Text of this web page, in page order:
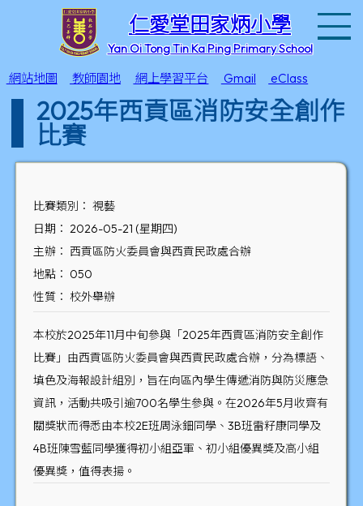
仁愛堂田家炳小學
Yan Oi Tong Tin Ka Ping Primary School
網站地圖 教師園地 網上學習平台 Gmail eClass
2025年西貢區消防安全創作
比賽
比賽類別： 視藝
日期： 2026-05-21 (星期四)
主辦： 西貢區防火委員會與西貢民政處合辦
地點： 050
性質： 校外舉辦
本校於2025年11月中旬參與「2025年西貢區消防安全創作
比賽」由西貢區防火委員會與西貢民政處合辦，分為標語、
填色及海報設計組別，旨在向區內學生傳遞消防與防災應急
資訊，活動共吸引逾700名學生參與。在2026年5月收齊有
關獎狀而得悉由本校2E班周泳鈿同學、3B班雷籽康同學及
4B班陳雪藍同學獲得初小組亞軍、初小組優異獎及高小組
優異獎，值得表揚。